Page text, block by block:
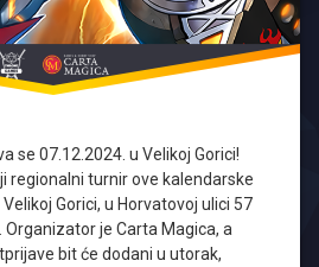
se 07.12.2024. u Velikoj Gorici!
regionalni turnir ove kalendarske
Gorici, u Horvatovoj ulici 57
je Carta Magica, a
bit će dodani u utorak,